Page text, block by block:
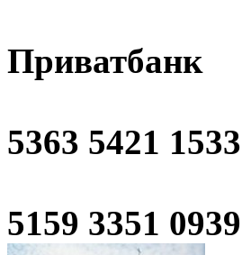
Приватбанк
5363 5421
5159 3351